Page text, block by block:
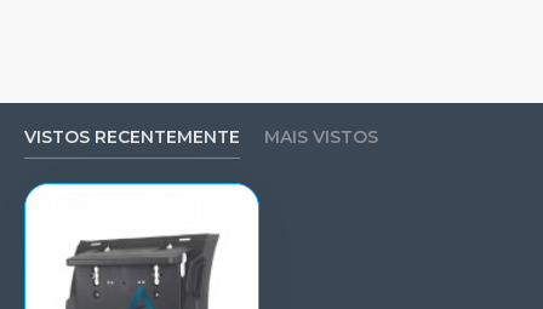
VISTOS RECENTEMENTE MAIS VISTOS